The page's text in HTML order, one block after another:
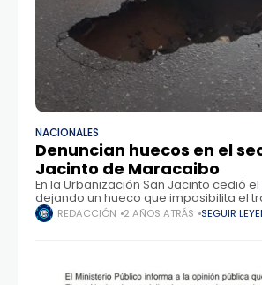
NACIONALES
Denuncian huecos en el
Jacinto de Maracaibo
En la Urbanización San Jacinto cedió
dejando un hueco que imposibilita el
transversal 9 del sector 9, lo que afecta
que residen
REDACCIÓN 2 AÑOS ATRÁS SEGUIR